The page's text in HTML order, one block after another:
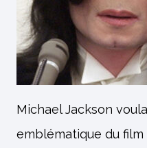
Michael Jackson
emblématique du film